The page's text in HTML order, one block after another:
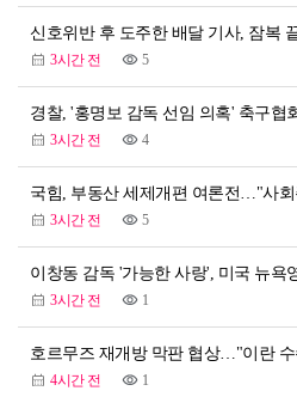
3시간 전 5
3시간 전 4
3시간 전 5
이창동 감독 '가능한 사랑', 미국 뉴욕
3시간 전 1
4시간 전 1